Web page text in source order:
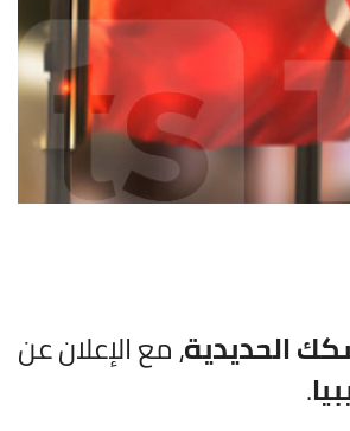
الحديدية، مع الإعلان عن
.